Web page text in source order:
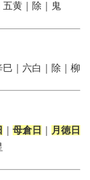
五黄｜除｜鬼
巳｜六白｜除｜柳
母倉日
月徳日